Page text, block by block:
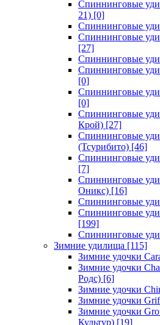
Спиннинговые
21) [0]
Спиннинговые
Спиннинговые
[27]
Спиннинговые
Спиннинговые
[0]
Спиннинговые
[0]
Спиннинговые
Крой) [27]
Спиннинговые
(Тсурибито) [46]
Спиннинговые
[7]
Спиннинговые
Оникс) [16]
Спиннинговые
Спиннинговые
[199]
Спиннинговые
Зимние удилища [115]
Зимние удочки
Зимние удочки
Родс) [6]
Зимние удочки
Зимние удочки
Зимние удочки
Культур) [19]